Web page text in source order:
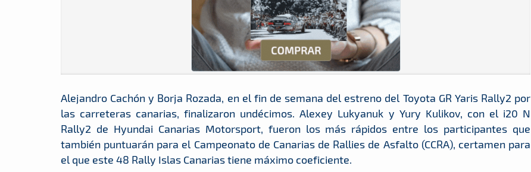
Alejandro Cachón y Borja Rozada, en el fin de semana del estreno del Toyota GR Yaris Rally2 por
las carreteras canarias, finalizaron undécimos. Alexey Lukyanuk y Yury Kulikov, con el i20 N
Rally2 de Hyundai Canarias Motorsport, fueron los más rápidos entre los participantes que
también puntuarán para el Campeonato de Canarias de Rallies de Asfalto (CCRA), certamen para
el que este 48 Rally Islas Canarias tiene máximo coeficiente.